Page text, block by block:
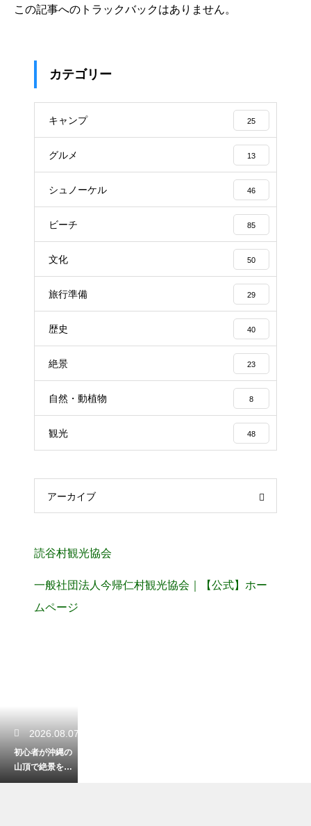
この記事へのトラックバックはありません。
カテゴリー
キャンプ 25
グルメ 13
シュノーケル 46
ビーチ 85
文化 50
旅行準備 29
歴史 40
絶景 23
自然・動植物 8
観光 48
アーカイブ
読谷村観光協会
一般社団法人今帰仁村観光協会｜【公式】ホー
ムページ
2026.08.07
初心者が沖縄の
山頂で絶景を見
る登山！安全に